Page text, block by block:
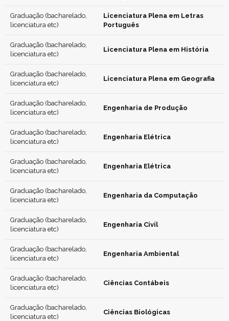
Graduação (bacharelado,
licenciatura etc)
Licenciatura Plena em Letras
Português
Graduação (bacharelado,
licenciatura etc)
Licenciatura Plena em História
Graduação (bacharelado,
licenciatura etc)
Licenciatura Plena em Geografia
Graduação (bacharelado,
licenciatura etc)
Engenharia de Produção
Graduação (bacharelado,
licenciatura etc)
Engenharia Elétrica
Graduação (bacharelado,
licenciatura etc)
Engenharia Elétrica
Graduação (bacharelado,
licenciatura etc)
Engenharia da Computação
Graduação (bacharelado,
licenciatura etc)
Engenharia Civil
Graduação (bacharelado,
licenciatura etc)
Engenharia Ambiental
Graduação (bacharelado,
licenciatura etc)
Ciências Contábeis
Graduação (bacharelado,
licenciatura etc)
Ciências Biológicas